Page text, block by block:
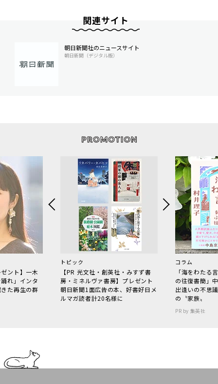
関連サイト
朝日新聞社のニュースサイト
朝日新聞（デジタル版）
ント】一木
れ」インタ
た再生の群
トピック
【PR 光文社・創英社・みすず書
房・ミネルヴァ書房】プレゼント
朝日新聞1面広告の本、好書好日メ
ルマガ読者計20名様に
コラム
「海をわた
の往復書簡」
出逢いの不思
の〝家族〟
PR by 集英社